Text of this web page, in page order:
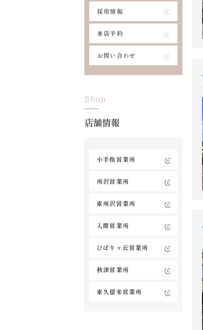
採用情報
来店予約
お問い合わせ
Shop
店舗情報
小手指営業所
所沢営業所
東所沢営業所
入間営業所
ひばりヶ丘営業所
秋津営業所
東久留米営業所